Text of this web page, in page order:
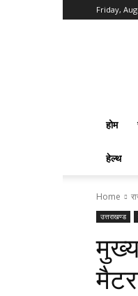
Friday,
होम
हेल्थ
Home
उत्तराखण्ड
मुख्य